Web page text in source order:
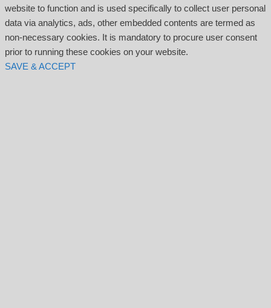
website to function and is used specifically to collect user personal
data via analytics, ads, other embedded contents are termed as
non-necessary cookies. It is mandatory to procure user consent
prior to running these cookies on your website.
SAVE & ACCEPT